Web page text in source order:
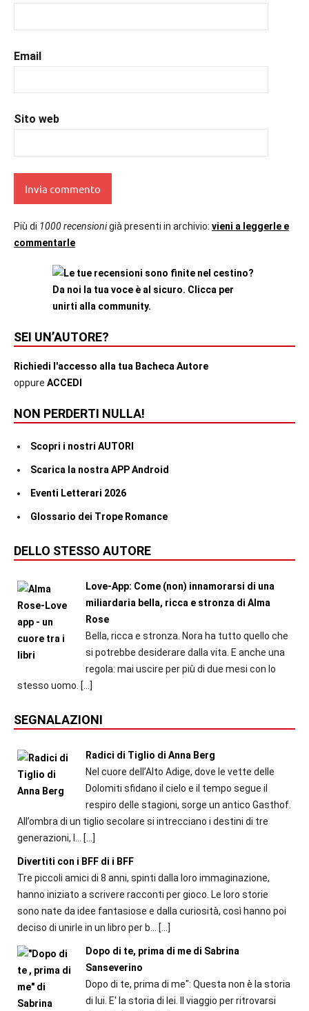
#romance,
#uncuoretrailibri
Email
Sito web
Più di 1000 recensionigià presenti in archivio: vieni a leggerle e
commentarle
SEI UN’AUTORE?
Richiedi l'accesso alla tua Bacheca Autore
oppure ACCEDI
NON PERDERTI NULLA!
Scopri i nostri AUTORI
Scarica la nostra APP Android
Eventi Letterari 2026
Glossario dei Trope Romance
DELLO STESSO AUTORE
Love-App: Come (non) innamorarsi di una
miliardaria bella, ricca e stronza di Alma
Rose
Bella, ricca e stronza. Nora ha tutto quello che
si potrebbe desiderare dalla vita. E anche una
regola: mai uscire per più di due mesi con lo
stesso uomo. […]
SEGNALAZIONI
Radici di Tiglio di Anna Berg
Nel cuore dell’Alto Adige, dove le vette delle
Dolomiti sfidano il cielo e il tempo segue il
respiro delle stagioni, sorge un antico Gasthof.
All’ombra di un tiglio secolare si intrecciano i destini di tre
generazioni, l...
[…]
Divertiti con i BFF di i BFF
Tre piccoli amici di 8 anni, spinti dalla loro immaginazione,
hanno iniziato a scrivere racconti per gioco. Le loro storie
sono nate da idee fantasiose e dalla curiosità, così hanno poi
deciso di unirle in un libro per b...
[…]
Dopo di te, prima di me di Sabrina
Sanseverino
Dopo di te, prima di me": Questa non è la storia
di lui. E' la storia di lei. Il viaggio per ritrovarsi